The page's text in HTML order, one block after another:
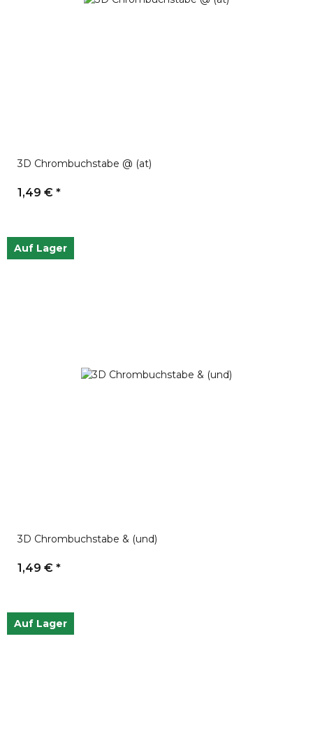
3D Chrombuchstabe @ (at)
1,49 € *
Auf Lager
3D Chrombuchstabe & (und)
1,49 € *
Auf Lager